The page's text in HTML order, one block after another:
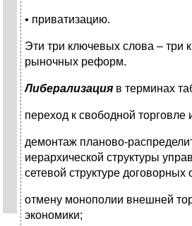
• приватизацию.
Эти три ключевых слова – три
рыночных реформ.
Либерализация в терминах
переход к свободной
демонтаж планово-
иерархической структуры
сетевой структуре договорных
отмену монополии внешней
экономики;